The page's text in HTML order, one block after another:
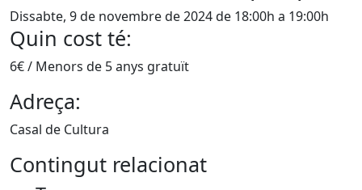
Dissabte, 9 de novembre de 2024 de 18:00h a 19:00h
Quin cost té:
6€ / Menors de 5 anys gratuït
Adreça:
Casal de Cultura
Contingut relacionat